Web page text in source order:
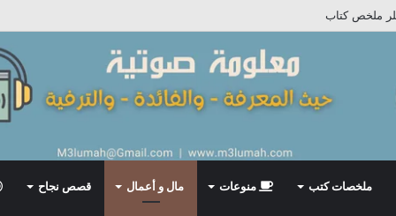
ملخص كتاب
ملخصات كتب منوعات مال و أعمال قصص نجاح